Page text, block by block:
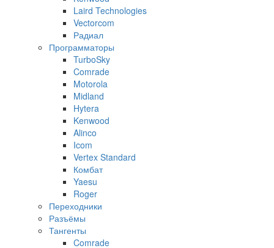
Laird Technologies
Vectorcom
Радиал
Программаторы
TurboSky
Comrade
Motorola
Midland
Hytera
Kenwood
Alinco
Icom
Vertex Standard
Комбат
Yaesu
Roger
Переходники
Разъёмы
Тангенты
Comrade